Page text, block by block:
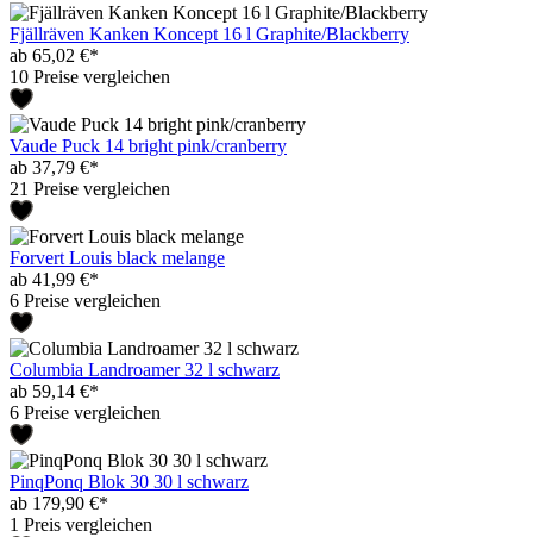
Fjällräven Kanken Koncept 16 l Graphite/Blackberry
ab 65,02 €*
10 Preise vergleichen
Vaude Puck 14 bright pink/cranberry
ab 37,79 €*
21 Preise vergleichen
Forvert Louis black melange
ab 41,99 €*
6 Preise vergleichen
Columbia Landroamer 32 l schwarz
ab 59,14 €*
6 Preise vergleichen
PinqPonq Blok 30 30 l schwarz
ab 179,90 €*
1 Preis vergleichen